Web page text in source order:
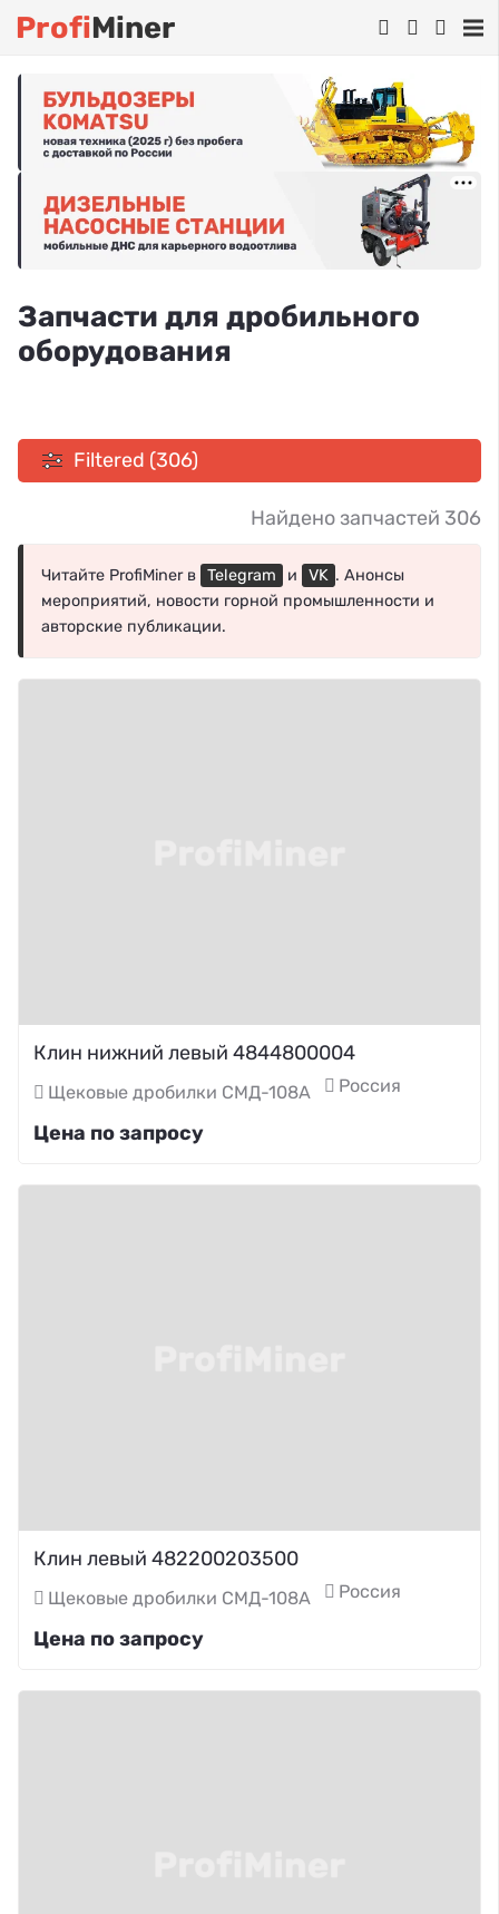
ProfiMiner
Запчасти для дробильного
оборудования
Filtered (306)
Найдено запчастей 306
Читайте ProfiMiner в Telegram и VK . Анонсы
мероприятий, новости горной промышленности и
авторские публикации.
Клин нижний левый 4844800004
Щековые дробилки СМД-108А Россия
Цена по запросу
Клин левый 482200203500
Щековые дробилки СМД-108А Россия
Цена по запросу